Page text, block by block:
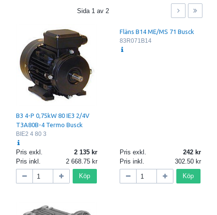
Sida 1 av 2
B3 4-P 0,75kW 80 IE3 2/4V
T3A80B-4 Termo Busck
BIE2 4 80 3
Pris exkl.
2 135
Pris inkl.
2 668.75
Köp
Fläns B14 ME/MS 71 Busck
83R071B14
Pris exkl.
242
Pris inkl.
302.50
Köp